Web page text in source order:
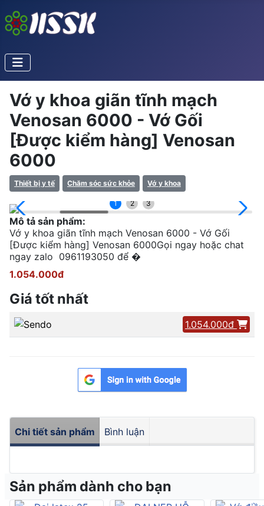
Vớ y khoa giãn tĩnh mạch
Venosan 6000 - Vớ Gối
[Được kiểm hàng] Venosan
6000
Thiết bị y tế Chăm sóc sức khỏe Vớ y khoa
1 2 3
Mô tả sản phẩm:
Vớ y khoa giãn tĩnh mạch Venosan 6000 - Vớ Gối
[Được kiểm hàng] Venosan 6000Gọi ngay hoặc chat
ngay zalo 0961193050 để �
1.054.000đ
Giá tốt nhất
1.054.000đ
Chi tiết sản phẩm Bình luận
Sản phẩm dành cho bạn